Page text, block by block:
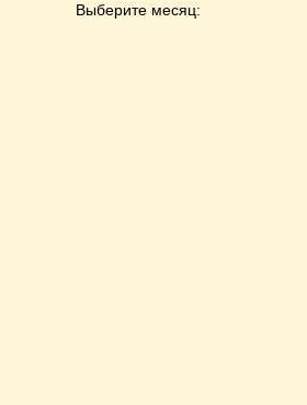
Выберите месяц: